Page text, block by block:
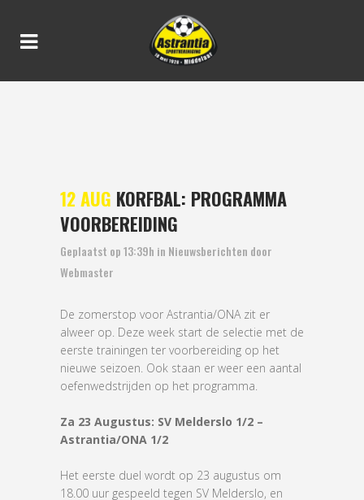
12 AUG KORFBAL: PROGRAMMA
VOORBEREIDING
Geplaatst op 13:39h in Nieuwsberichten door
Webmaster
De zomerstop voor Astrantia/ONA zit er
alweer op. Deze week start de selectie met de
eerste trainingen ter voorbereiding op het
nieuwe seizoen. Ook staan er weer een aantal
oefenwedstrijden op het programma.
Za 23 Augustus: SV Melderslo 1/2 –
Astrantia/ONA 1/2
Het eerste duel wordt op 23 augustus om
18.00 uur gespeeld tegen SV Melderslo, en